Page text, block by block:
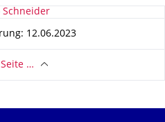
Schneider
12.06.2023
Seite …